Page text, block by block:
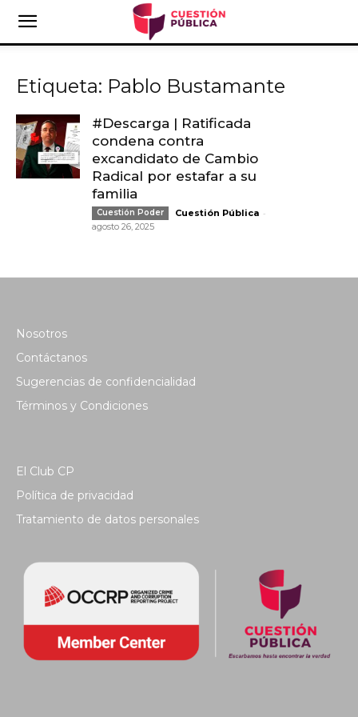
Etiqueta: Pablo Bustamante
#Descarga | Ratificada
condena contra
excandidato de Cambio
Radical por estafar a su
familia
Cuestión Poder Cuestión Pública -
agosto 26, 2025
Nosotros
Contáctanos
Sugerencias de confidencialidad
Términos y Condiciones
El Club CP
Política de privacidad
Tratamiento de datos personales